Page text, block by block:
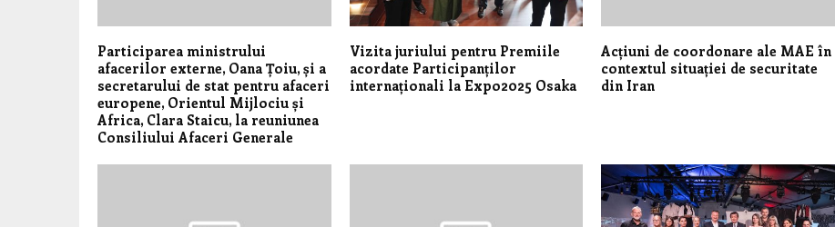
Participarea ministrului
afacerilor externe, Oana Țoiu, și a
secretarului de stat pentru afaceri
europene, Orientul Mijlociu și
Africa, Clara Staicu, la reuniunea
Consiliului Afaceri Generale
Vizita juriului pentru Premiile
acordate Participanților
internaționali la Expo2025 Osaka
Acțiuni de coordonare ale MAE în
contextul situației de securitate
din Iran